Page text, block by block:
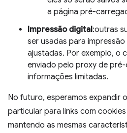
a página pré-
Impressão digital:outras
ser usadas para
ajustadas. Por exemplo, o
enviado pelo proxy de
informações limitadas.
No futuro, esperamos expandir
particular para links com
mantendo as mesmas